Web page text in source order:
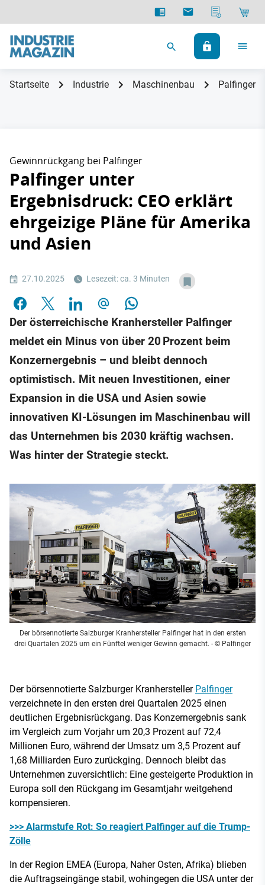
Startseite Industrie Maschinenbau Palfinger
Gewinnrückgang bei Palfinger
Palfinger unter
Ergebnisdruck: CEO erklärt
ehrgeizige Pläne für Amerika
und Asien
27.10.2025 Lesezeit: ca. 3 Minuten
Der österreichische Kranhersteller Palfinger
meldet ein Minus von über 20 Prozent beim
Konzernergebnis – und bleibt dennoch
optimistisch. Mit neuen Investitionen, einer
Expansion in die USA und Asien sowie
innovativen KI-Lösungen im Maschinenbau will
das Unternehmen bis 2030 kräftig wachsen.
Was hinter der Strategie steckt.
Der börsennotierte Salzburger Kranhersteller Palfinger hat in den ersten
drei Quartalen 2025 um ein Fünftel weniger Gewinn gemacht. - © Palfinger
Der börsennotierte Salzburger Kranhersteller Palfinger
verzeichnete in den ersten drei Quartalen 2025 einen
deutlichen Ergebnisrückgang. Das Konzernergebnis sank
im Vergleich zum Vorjahr um 20,3 Prozent auf 72,4
Millionen Euro, während der Umsatz um 3,5 Prozent auf
1,68 Milliarden Euro zurückging. Dennoch bleibt das
Unternehmen zuversichtlich: Eine gesteigerte Produktion in
Europa soll den Rückgang im Gesamtjahr weitgehend
kompensieren.
>>> Alarmstufe Rot: So reagiert Palfinger auf die Trump-
Zölle
In der Region EMEA (Europa, Naher Osten, Afrika) blieben
die Auftragseingänge stabil, wohingegen die USA unter der